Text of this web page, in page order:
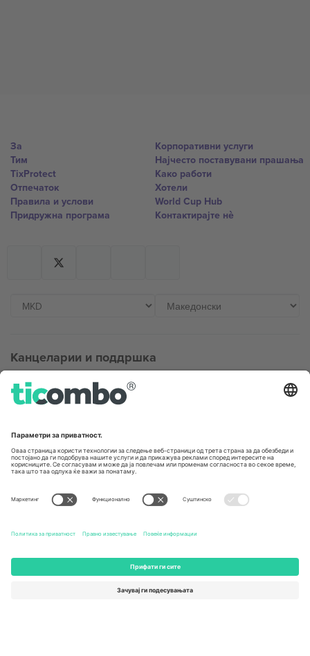
За
Тим
TixProtect
Отпечаток
Правила и услови
Придружна програма
Корпоративни услуги
Најчесто поставувани прашања
Како работи
Хотели
World Cup Hub
Контактирајте нѐ
Канцеларии и поддршка
Germany
Unter den Linden 24, 10117
United States
Newark, Delaware 19713, United
Switzerland
Engelberg, Switzerland
Regus Sofia City West, bul
Totleben 53-55, 1606 Sofia,
UAE Dubai Silicon Oasis, DDP
Building A1, Office 302, Dubai,
United Arab Emirates